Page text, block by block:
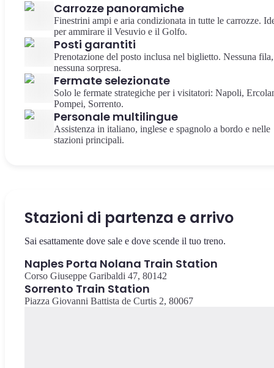
Carrozze panoramiche
Finestrini ampi e aria condizionata in tutte le carrozze.
per ammirare il Vesuvio e il Golfo.
Posti garantiti
Prenotazione del posto inclusa nel biglietto. Nessuna fila,
nessuna sorpresa.
Fermate selezionate
Solo le fermate strategiche per i visitatori: Napoli,
Pompei, Sorrento.
Personale multilingue
Assistenza in italiano, inglese e spagnolo a bordo e nelle
stazioni principali.
Stazioni di partenza e arrivo
Sai esattamente dove sale e dove scende il tuo treno.
Naples Porta Nolana Train Station
Corso Giuseppe Garibaldi 47, 80142
Sorrento Train Station
Piazza Giovanni Battista de Curtis 2, 80067